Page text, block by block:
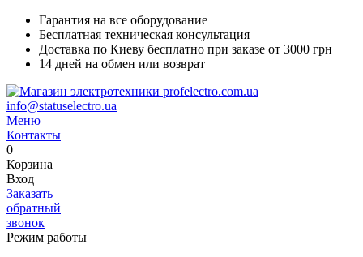
Гарантия на все оборудование
Бесплатная техническая консультация
Доставка по Киеву бесплатно при заказе от 3000 грн
14 дней на обмен или возврат
info@statuselectro.ua
Меню
Контакты
0
Корзина
Вход
Заказать
обратный
звонок
Режим работы